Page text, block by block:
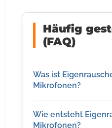
Häufig
(FAQ)
Was ist
Mikrofonen?
Wie entsteht
Mikrofonen?